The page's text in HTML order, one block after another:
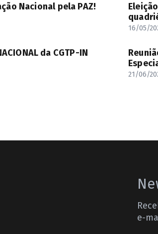
Nacional pela PAZ!
16/05/
da CGTP-IN
21/06/
e-